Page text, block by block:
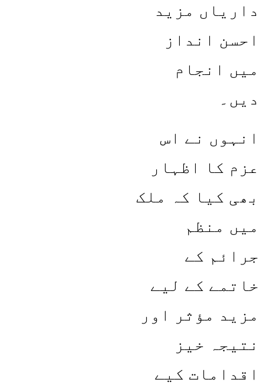
داریاں مزید
احسن انداز
میں انجام
دیں۔
انہوں نے اس
عزم کا اظہار
بھی کیا کہ ملک
میں منظم
جرائم کے
خاتمے کے لیے
مزید مؤثر اور
نتیجہ خیز
اقدامات کیے